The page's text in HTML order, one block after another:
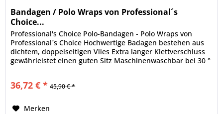
Bandagen / Polo Wraps von Professional´s
Choice...
Professional's Choice Polo-Bandagen - Polo Wraps von
Professional´s Choice Hochwertige Badagen bestehen aus
dichtem, doppelseitigen Vlies Extra langer Klettverschluss
gewährleistet einen guten Sitz Maschinenwaschbar bei 30 °
36,72 € * 45,90 € *
Merken